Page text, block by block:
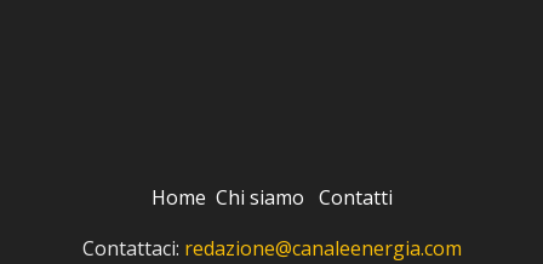
Home Chi siamo Contatti
Contattaci: redazione@canaleenergia.com